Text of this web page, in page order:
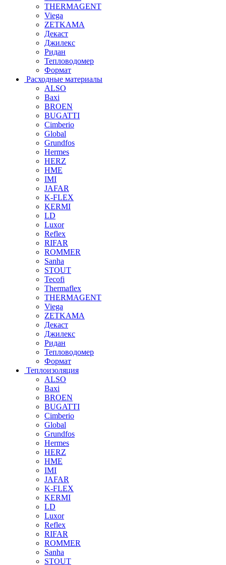
THERMAGENT
Viega
ZETKAMA
Декаст
Джилекс
Ридан
Тепловодомер
Формат
Расходные материалы
ALSO
Baxi
BROEN
BUGATTI
Cimberio
Global
Grundfos
Hermes
HERZ
HME
IMI
JAFAR
K-FLEX
KERMI
LD
Luxor
Reflex
RIFAR
ROMMER
Sanha
STOUT
Tecofi
Thermaflex
THERMAGENT
Viega
ZETKAMA
Декаст
Джилекс
Ридан
Тепловодомер
Формат
Теплоизоляция
ALSO
Baxi
BROEN
BUGATTI
Cimberio
Global
Grundfos
Hermes
HERZ
HME
IMI
JAFAR
K-FLEX
KERMI
LD
Luxor
Reflex
RIFAR
ROMMER
Sanha
STOUT